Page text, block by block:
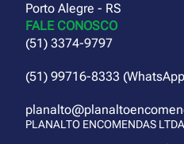
Porto Alegre - RS
FALE CONOSCO
(51) 3374-9797
(51) 99716-8333
PLANALTO ENCOMENDAS